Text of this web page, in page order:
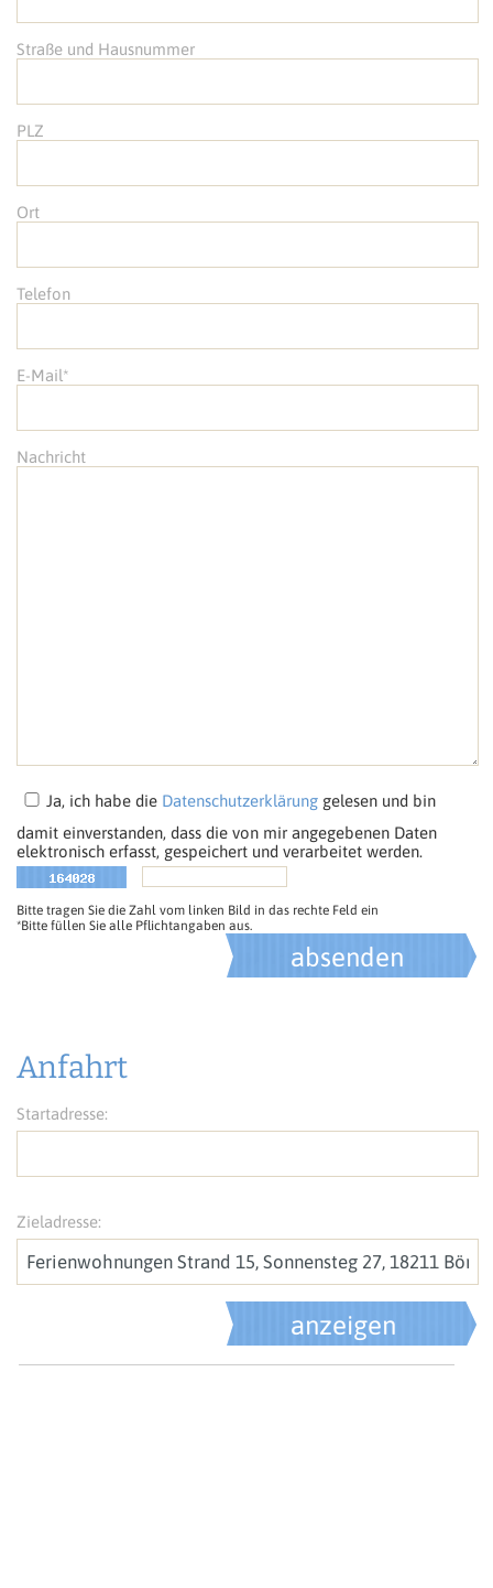
Straße und Hausnummer
PLZ
Ort
Telefon
E-Mail*
Nachricht
Ja, ich habe die Datenschutzerklärung gelesen und bin
damit einverstanden, dass die von mir angegebenen Daten
elektronisch erfasst, gespeichert und verarbeitet werden.
Bitte tragen Sie die Zahl vom linken Bild in das rechte Feld ein
*Bitte füllen Sie alle Pflichtangaben aus.
Anfahrt
Startadresse:
Zieladresse: